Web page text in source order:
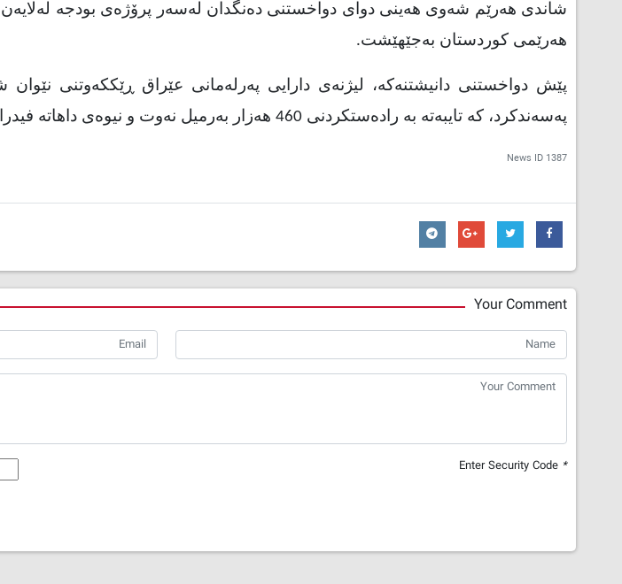
شاندى هەرێم شەوى هەینى دواى دواخستنى دەنگدان لەسەر پرۆژەى بودجە لەلایەن
هەرێمى کوردستان بەجێهێشت.
پێش دواخستنى دانیشتنەکە، لیژنەى دارایی پەرلەمانى عێراق ڕێککەوتنى نێوان
پەسەندکرد، کە تایبەتە بە رادەستکردنى 460 هەزار بەرمیل نەوت و نیوەى داهاتە فیدراڵییەکان.
News ID 1387
Your Comment
*